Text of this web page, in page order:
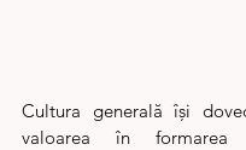
Cultura generală își
valoarea în